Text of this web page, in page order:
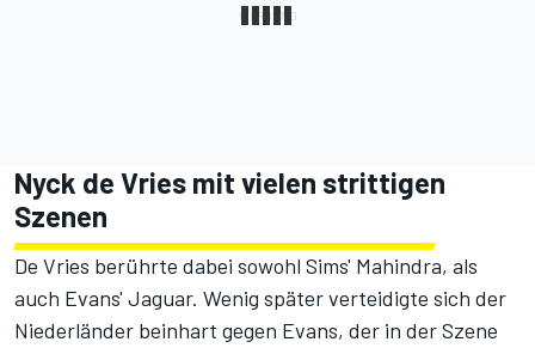
Nyck de Vries mit vielen strittigen
Szenen
De Vries berührte dabei sowohl Sims' Mahindra, als
auch Evans' Jaguar. Wenig später verteidigte sich der
Niederländer beinhart gegen Evans, der in der Szene